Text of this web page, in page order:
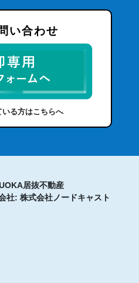
い合わせ
いる方はこちらへ
居抜不動産
社: 株式会社ノードキャスト